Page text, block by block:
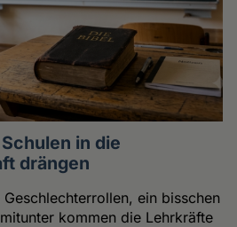
in die
drängen
ein bisschen
kommen die Lehrkräfte